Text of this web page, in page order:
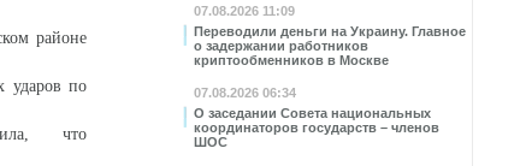
07.08.2026 11:09
Переводили деньги на Украину. Главное
о задержании работников
криптообменников в Москве
07.08.2026 06:34
О заседании Совета национальных
координаторов государств – членов
ШОС
районе
ударов по
что